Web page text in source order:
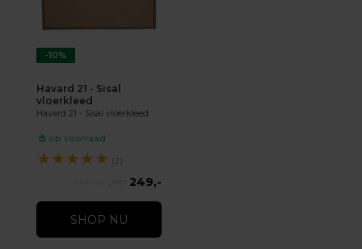
-10%
Havard 21 - Sisal
vloerkleed
Havard 21 - Sisal vloerkleed
op voorraad
★★★★★ (2)
249,-
SHOP NU